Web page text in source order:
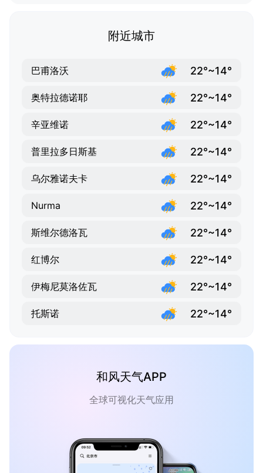
附近城市
巴甫洛沃 22°~14°
奥特拉德诺耶 22°~14°
辛亚维诺 22°~14°
普里拉多日斯基 22°~14°
乌尔雅诺夫卡 22°~14°
Nurma 22°~14°
斯维尔德洛瓦 22°~14°
红博尔 22°~14°
伊梅尼莫洛佐瓦 22°~14°
托斯诺 22°~14°
和风天气APP
全球可视化天气应用